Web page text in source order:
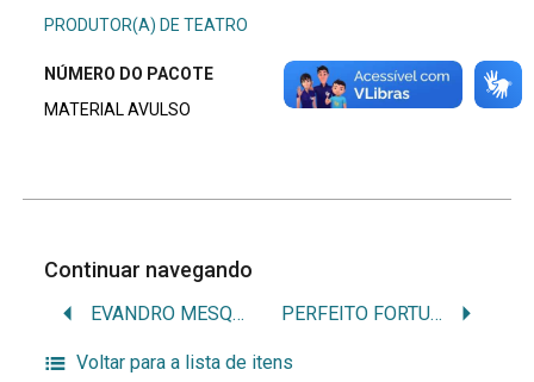
PRODUTOR(A) DE TEATRO
NÚMERO DO PACOTE
MATERIAL AVULSO
Continuar navegando
EVANDRO MESQUITA PERFEITO FORTUNA
Voltar para a lista de itens